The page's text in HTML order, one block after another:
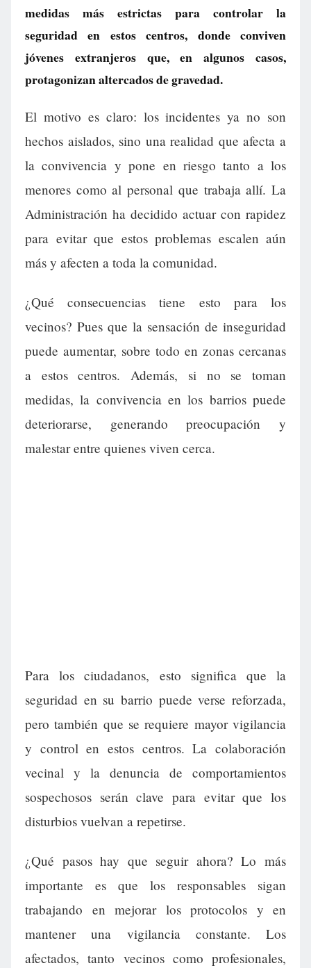
medidas más estrictas para controlar la
seguridad en estos centros, donde conviven
jóvenes extranjeros que, en algunos casos,
protagonizan altercados de gravedad.
El motivo es claro: los incidentes ya no son
hechos aislados, sino una realidad que afecta a
la convivencia y pone en riesgo tanto a los
menores como al personal que trabaja allí. La
Administración ha decidido actuar con rapidez
para evitar que estos problemas escalen aún
más y afecten a toda la comunidad.
¿Qué consecuencias tiene esto para los
vecinos? Pues que la sensación de inseguridad
puede aumentar, sobre todo en zonas cercanas
a estos centros. Además, si no se toman
medidas, la convivencia en los barrios puede
deteriorarse, generando preocupación y
malestar entre quienes viven cerca.
Para los ciudadanos, esto significa que la
seguridad en su barrio puede verse reforzada,
pero también que se requiere mayor vigilancia
y control en estos centros. La colaboración
vecinal y la denuncia de comportamientos
sospechosos serán clave para evitar que los
disturbios vuelvan a repetirse.
¿Qué pasos hay que seguir ahora? Lo más
importante es que los responsables sigan
trabajando en mejorar los protocolos y en
mantener una vigilancia constante. Los
afectados, tanto vecinos como profesionales,